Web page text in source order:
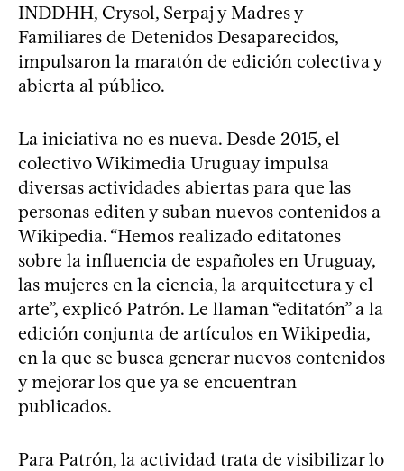
INDDHH, Crysol, Serpaj y Madres y
Familiares de Detenidos Desaparecidos,
impulsaron la maratón de edición colectiva y
abierta al público.
La iniciativa no es nueva. Desde 2015, el
colectivo Wikimedia Uruguay impulsa
diversas actividades abiertas para que las
personas editen y suban nuevos contenidos a
Wikipedia. “Hemos realizado editatones
sobre la influencia de españoles en Uruguay,
las mujeres en la ciencia, la arquitectura y el
arte”, explicó Patrón. Le llaman “editatón” a la
edición conjunta de artículos en Wikipedia,
en la que se busca generar nuevos contenidos
y mejorar los que ya se encuentran
publicados.
Para Patrón, la actividad trata de visibilizar lo